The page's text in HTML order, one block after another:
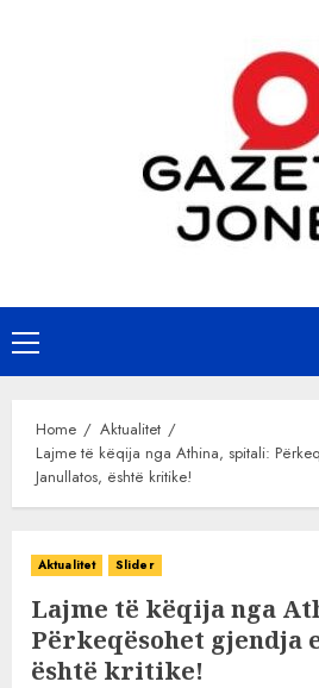
Primary
Menu
Home
Aktualitet
Lajme të këqija nga Athina, spitali:
Janullatos, është kritike!
Aktualitet Slider
Lajme të këqija nga
Përkeqësohet gjendja
është kritike!